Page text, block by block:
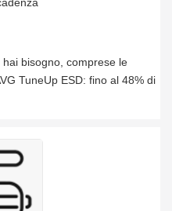
bisogno, comprese le
TuneUp ESD: fino al 48% di